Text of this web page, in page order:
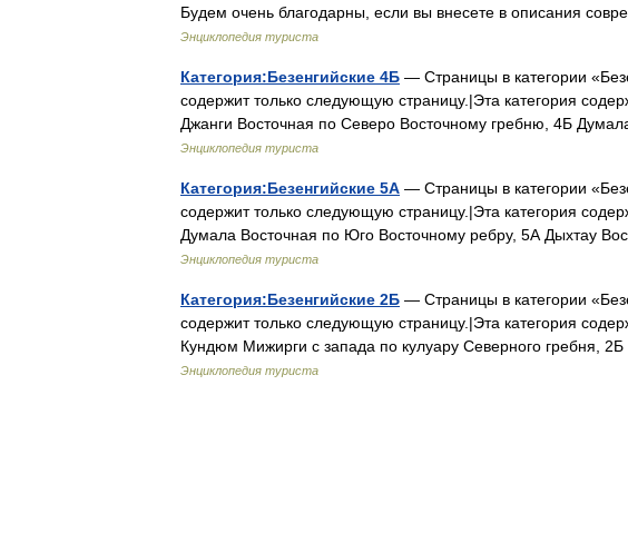
Будем очень благодарны, если вы внесете в описания
Энциклопедия туриста
Категория:Безенгийские 4Б — Страницы в категории
содержит только следующую страницу.|Эта категория
Джанги Восточная по Северо Восточному гребню, 4Б
Энциклопедия туриста
Категория:Безенгийские 5А — Страницы в категории
содержит только следующую страницу.|Эта категория
Думала Восточная по Юго Восточному ребру, 5А Дыхтау
Энциклопедия туриста
Категория:Безенгийские 2Б — Страницы в категории
содержит только следующую страницу.|Эта категория
Кундюм Мижирги с запада по кулуару Северного гребня,
Энциклопедия туриста